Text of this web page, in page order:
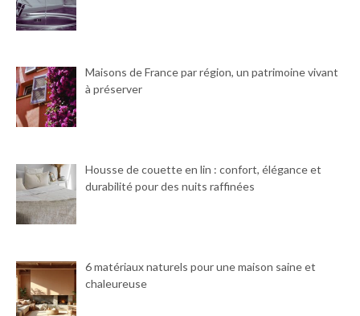
Maisons de France par région, un patrimoine vivant
à préserver
Housse de couette en lin : confort, élégance et
durabilité pour des nuits raffinées
6 matériaux naturels pour une maison saine et
chaleureuse